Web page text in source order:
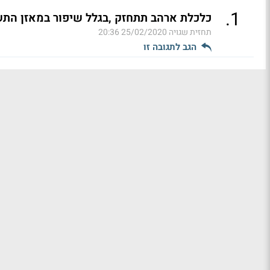
1
. כלכלת ארהב תתחזק ,בגלל שיפור במאזן
תחזית שגויה 25/02/2020 20:36
הגב לתגובה זו